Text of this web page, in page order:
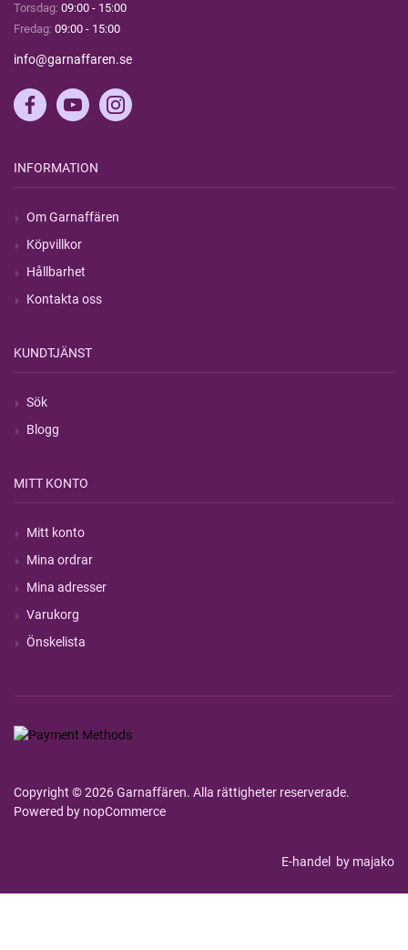
Torsdag: 09:00 - 15:00
Fredag: 09:00 - 15:00
info@garnaffaren.se
INFORMATION
Om Garnaffären
Köpvillkor
Hållbarhet
Kontakta oss
KUNDTJÄNST
Sök
Blogg
MITT KONTO
Mitt konto
Mina ordrar
Mina adresser
Varukorg
Önskelista
Copyright © 2026 Garnaffären. Alla rättigheter reserverade.
Powered by nopCommerce
E-handel by majako